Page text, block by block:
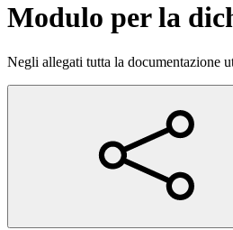
Modulo per la
Negli allegati tutta la documentazione